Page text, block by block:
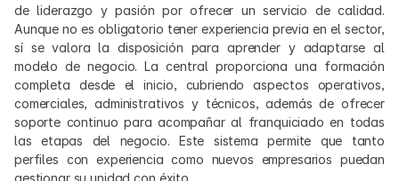
de liderazgo y pasión por ofrecer un servicio de calidad.
Aunque no es obligatorio tener experiencia previa en el sector,
sí se valora la disposición para aprender y adaptarse al
modelo de negocio. La central proporciona una formación
completa desde el inicio, cubriendo aspectos operativos,
comerciales, administrativos y técnicos, además de ofrecer
soporte continuo para acompañar al franquiciado en todas
las etapas del negocio. Este sistema permite que tanto
perfiles con experiencia como nuevos empresarios puedan
gestionar su unidad con éxito.